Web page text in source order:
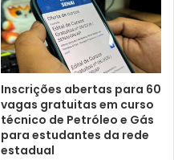
Inscrições abertas para 60
vagas gratuitas em curso
técnico de Petróleo e Gás
para estudantes da rede
estadual